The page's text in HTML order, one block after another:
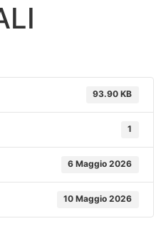
93.90 KB
1
6 Maggio 2026
10 Maggio 2026